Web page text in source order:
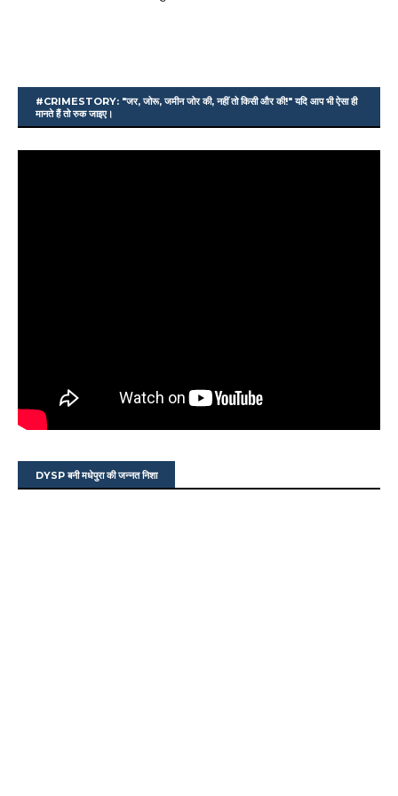
#CRIMESTORY: "जर, जोरू, जमीन जोर की, नहीं तो किसी और की!" यदि आप भी ऐसा ही
मानते हैं तो रुक जाइए।
DYSP बनी मधेपुरा की जन्नत निशा